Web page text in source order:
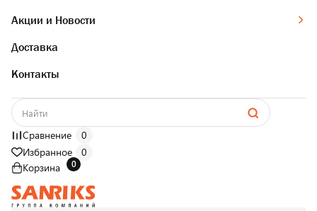
Акции и Новости
Доставка
Контакты
Сравнение
0
Избранное
0
Корзина
0